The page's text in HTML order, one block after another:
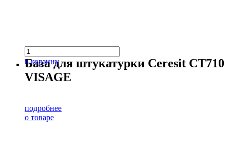
в корзину
База для штукатурки Ceresit CT710
VISAGE
подробнее
о товаре